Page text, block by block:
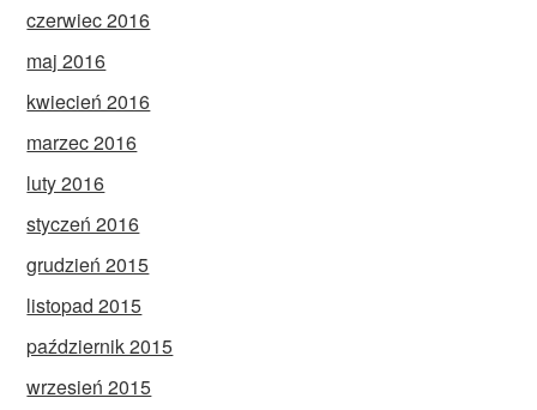
czerwiec 2016
maj 2016
kwiecień 2016
marzec 2016
luty 2016
styczeń 2016
grudzień 2015
listopad 2015
październik 2015
wrzesień 2015